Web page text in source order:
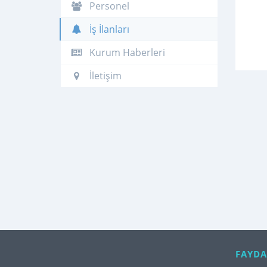
Personel
İş İlanları
Kurum Haberleri
İletişim